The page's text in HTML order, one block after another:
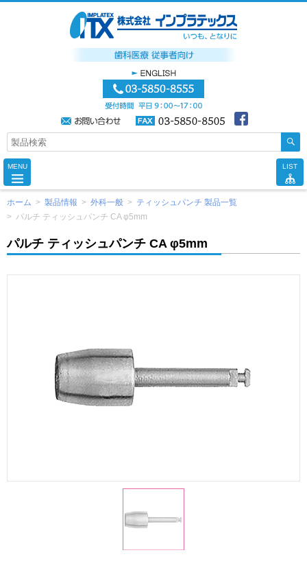
MENU LIST
ホーム > 製品情報 > 外科一般 > ティッシュパンチ 製品一覧
> パルチ ティッシュパンチ CA φ5mm
パルチ ティッシュパンチ CA φ5mm